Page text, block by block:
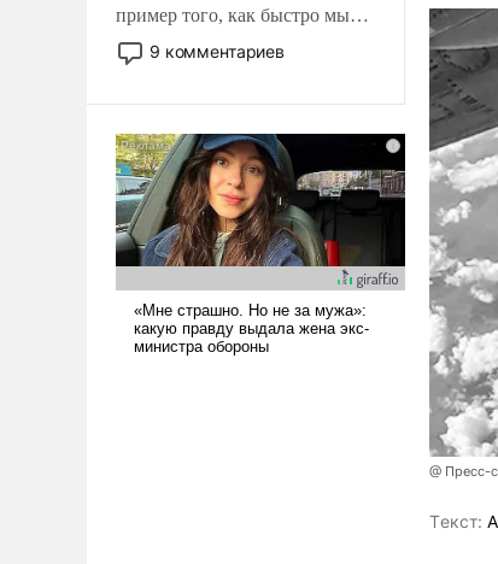
пример того, как быстро мы
двигаемся по пути
революционных изменений.
псевдонаучной фантастики,
стало всерьез обсуждаемой
идеей.
9 комментариев
@
Tекст: